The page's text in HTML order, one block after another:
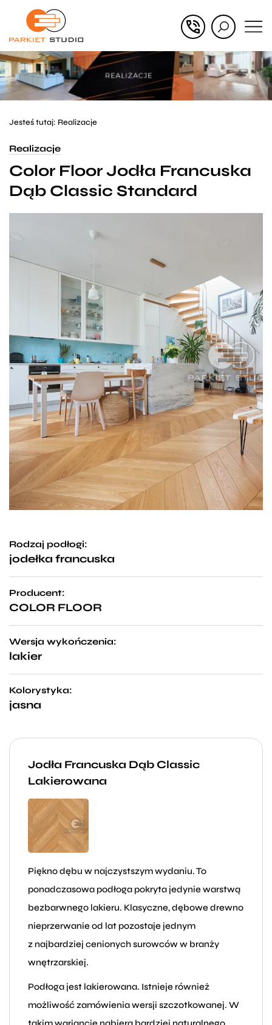
Przejdź
głównego
Przejdź
menu
w
stopce
Jesteś tutaj: Realizacje
Realizacje
Color Floor Jodła Francuska
Dąb Classic Standard
Rodzaj podłogi:
jodełka francuska
Producent:
COLOR FLOOR
Wersja wykończenia:
lakier
Kolorystyka:
jasna
Jodła Francuska Dąb Classic
Lakierowana
Piękno dębu w najczystszym wydaniu. To
ponadczasowa podłoga pokryta jedynie warstwą
bezbarwnego lakieru. Klasyczne, dębowe drewno
nieprzerwanie od lat pozostaje jednym
z najbardziej cenionych surowców w branży
wnętrzarskiej.
Podłoga jest lakierowana. Istnieje również
możliwość zamówienia wersji szczotkowanej. W